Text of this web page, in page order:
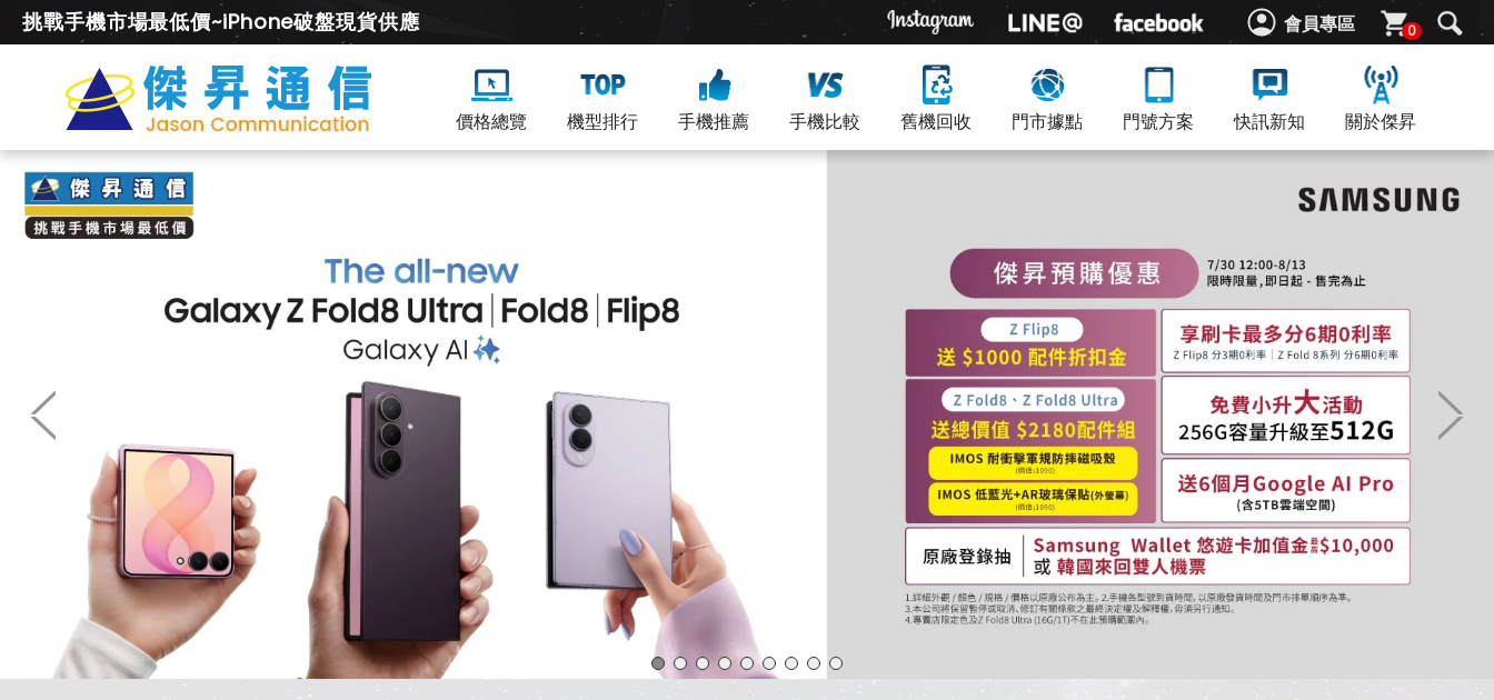
會員專區 0
挑戰手機市場最低價~iPhone破盤現貨供應
價格總覽 機型排行 手機推薦 手機比較 舊機回收 門市據點 門號方案 快訊新知 關於傑昇